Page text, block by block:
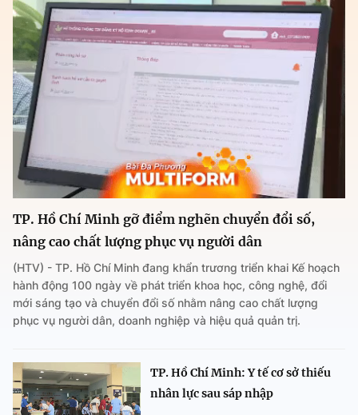
TP. Hồ Chí Minh gỡ điểm nghẽn chuyển đổi số,
nâng cao chất lượng phục vụ người dân
(HTV) - TP. Hồ Chí Minh đang khẩn trương triển khai Kế hoạch
hành động 100 ngày về phát triển khoa học, công nghệ, đổi
mới sáng tạo và chuyển đổi số nhằm nâng cao chất lượng
phục vụ người dân, doanh nghiệp và hiệu quả quản trị.
TP. Hồ Chí Minh: Y tế cơ sở thiếu
nhân lực sau sáp nhập